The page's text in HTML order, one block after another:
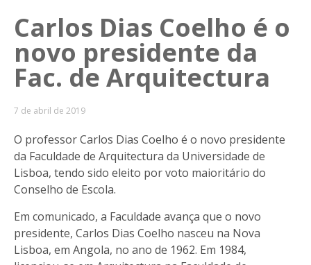
Carlos Dias Coelho é o
novo presidente da
Fac. de Arquitectura
7 de abril de 2019
O professor Carlos Dias Coelho é o novo presidente
da Faculdade de Arquitectura da Universidade de
Lisboa, tendo sido eleito por voto maioritário do
Conselho de Escola.
Em comunicado, a Faculdade avança que o novo
presidente, Carlos Dias Coelho nasceu na Nova
Lisboa, em Angola, no ano de 1962. Em 1984,